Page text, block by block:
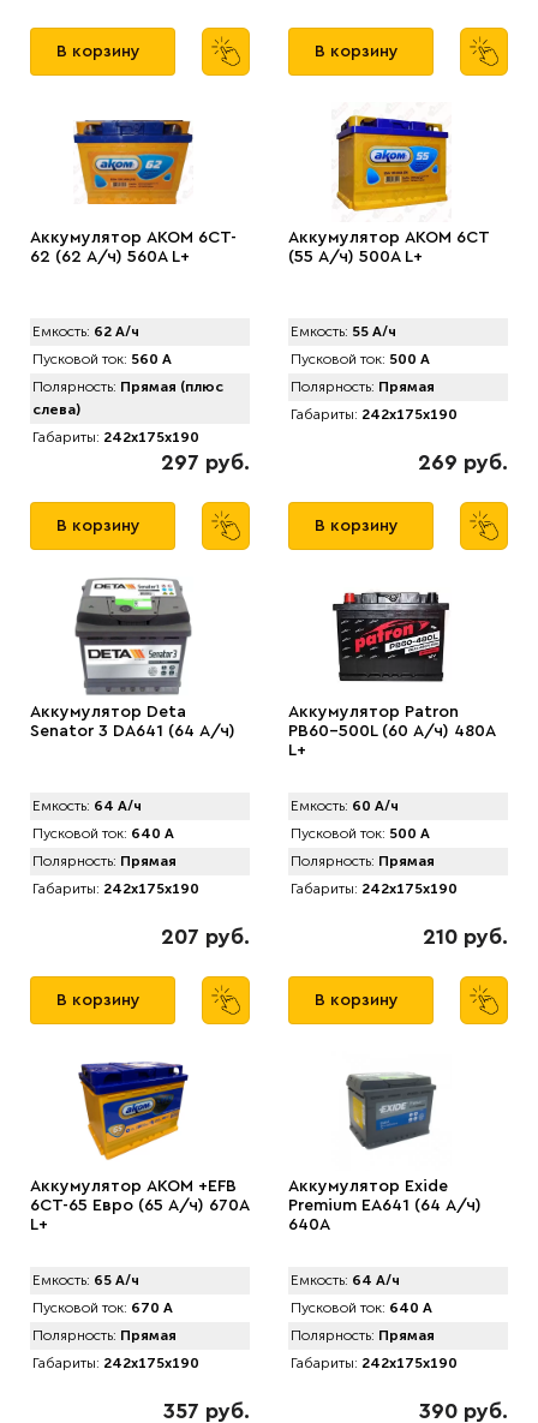
В корзину В корзину
Аккумулятор АКОМ 6CT-
62 (62 А/ч) 560А L+
Емкость: 62 А/ч
Пусковой ток: 560 А
Полярность: Прямая (плюс
слева)
Габариты: 242x175x190
297 руб.
В корзину
Аккумулятор AКОМ 6CT
(55 А/ч) 500А L+
Емкость: 55 А/ч
Пусковой ток: 500 А
Полярность: Прямая
Габариты: 242x175x190
269 руб.
В корзину
Аккумулятор Deta
Senator 3 DA641 (64 А/ч)
Емкость: 64 А/ч
Пусковой ток: 640 А
Полярность: Прямая
Габариты: 242x175x190
207 руб.
В корзину
Аккумулятор Patron
PB60-500L (60 А/ч) 480A
L+
Емкость: 60 А/ч
Пусковой ток: 500 А
Полярность: Прямая
Габариты: 242x175x190
210 руб.
В корзину
Аккумулятор AKOM +EFB
6CT-65 Евро (65 А/ч) 670А
L+
Емкость: 65 А/ч
Пусковой ток: 670 А
Полярность: Прямая
Габариты: 242x175x190
357 руб.
Аккумулятор Exide
Premium EA641 (64 А/ч)
640A
Емкость: 64 А/ч
Пусковой ток: 640 А
Полярность: Прямая
Габариты: 242x175x190
390 руб.